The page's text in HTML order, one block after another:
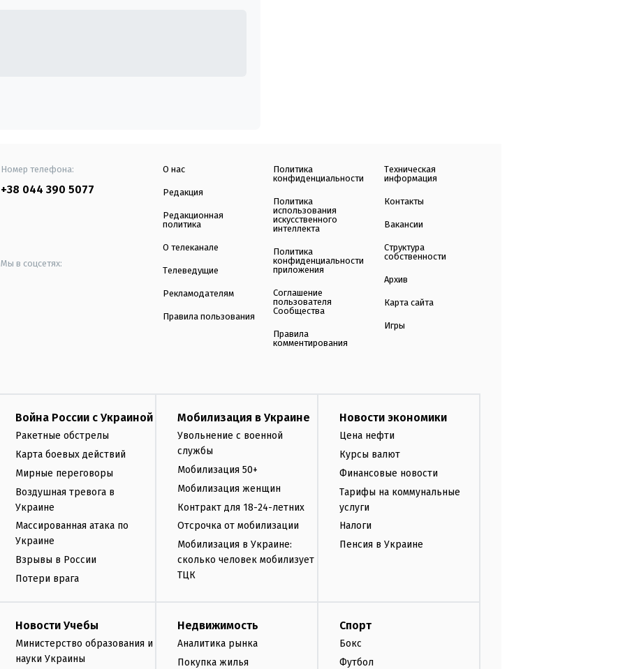
Номер телефона:
+38 044 390 5077
Мы в соцсетях:
О нас
Редакция
Редакционная
политика
О телеканале
Телеведущие
Рекламодателям
Правила пользования
Политика
конфиденциальности
Политика
использования
искусственного
интеллекта
Политика
конфиденциальности
приложения
Соглашение
пользователя
Сообщества
Правила
комментирования
Техническая
информация
Контакты
Вакансии
Структура
собственности
Архив
Карта сайта
Игры
Война России с Украиной
Ракетные обстрелы
Карта боевых действий
Мирные переговоры
Воздушная тревога в
Украине
Массированная атака по
Украине
Взрывы в России
Потери врага
Мобилизация в Украине
Увольнение с военной
службы
Мобилизация 50+
Мобилизация женщин
Контракт для 18-24-летних
Отсрочка от мобилизации
Мобилизация в Украине:
сколько человек мобилизует
ТЦК
Новости экономики
Цена нефти
Курсы валют
Финансовые новости
Тарифы на коммунальные
услуги
Налоги
Пенсия в Украине
Новости Учебы
Министерство образования и
науки Украины
Недвижимость
Аналитика рынка
Покупка жилья
Спорт
Бокс
Футбол